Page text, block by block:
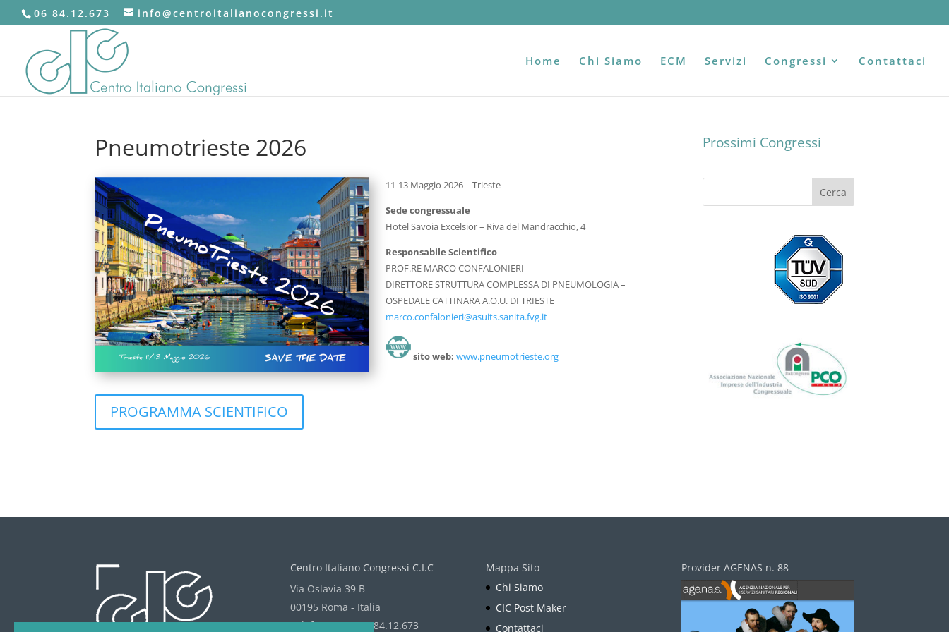
06 84.12.673 info@centroitalianocongressi.it
Home Chi Siamo ECM Servizi Congressi Contattaci
Pneumotrieste 2026
11-13 Maggio 2026 – Trieste
Sede congressuale
Hotel Savoia Excelsior – Riva del Mandracchio, 4
Responsabile Scientifico
PROF.RE MARCO CONFALONIERI
DIRETTORE STRUTTURA COMPLESSA DI PNEUMOLOGIA –
OSPEDALE CATTINARA A.O.U. DI TRIESTE
marco.confalonieri@asuits.sanita.fvg.it
sito web: www.pneumotrieste.org
PROGRAMMA SCIENTIFICO
Prossimi Congressi
Centro Italiano Congressi C.I.C
Via Oslavia 39 B
00195 Roma - Italia
Telefono: + 39 06 84.12.673
Mappa Sito
Chi Siamo
CIC Post Maker
Contattaci
Provider AGENAS n. 88